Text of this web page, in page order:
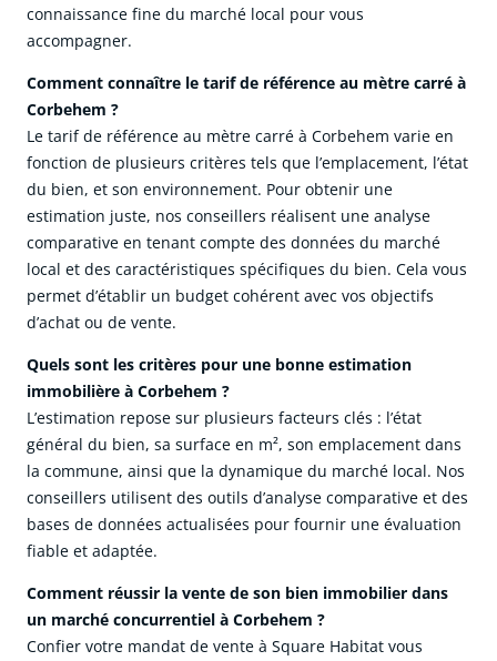
connaissance fine du marché local pour vous
accompagner.
Comment connaître le tarif de référence au mètre carré à
Corbehem ?
Le tarif de référence au mètre carré à Corbehem varie en
fonction de plusieurs critères tels que l’emplacement, l’état
du bien, et son environnement. Pour obtenir une
estimation juste, nos conseillers réalisent une analyse
comparative en tenant compte des données du marché
local et des caractéristiques spécifiques du bien. Cela vous
permet d’établir un budget cohérent avec vos objectifs
d’achat ou de vente.
Quels sont les critères pour une bonne estimation
immobilière à Corbehem ?
L’estimation repose sur plusieurs facteurs clés : l’état
général du bien, sa surface en m², son emplacement dans
la commune, ainsi que la dynamique du marché local. Nos
conseillers utilisent des outils d’analyse comparative et des
bases de données actualisées pour fournir une évaluation
fiable et adaptée.
Comment réussir la vente de son bien immobilier dans
un marché concurrentiel à Corbehem ?
Confier votre mandat de vente à Square Habitat vous